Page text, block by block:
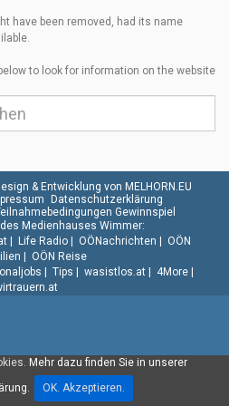
have been removed, had its name
to look for information on the website
Mehr dazu finden Sie in unserer
OK. Akzeptieren.
& Entwicklung von MELHORN.EU
Datenschutzerklärung
Gewinnspiel
Medienhauses Wimmer:
| Life Radio| OÖNachrichten
OÖN
OÖN Reise
Tips wasistlos.at| 4More|